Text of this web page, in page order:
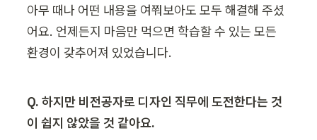
아무 때나 어떤 내용을 여쭤보아도 모두 해결해 주셨
어요. 언제든지 마음만 먹으면 학습할 수 있는 모든
환경이 갖추어져 있었습니다.
Q. 하지만 비전공자로 디자인 직무에 도전한다는 것
이 쉽지 않았을 것 같아요.